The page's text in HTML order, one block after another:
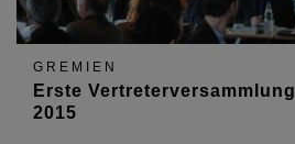
GREMIEN
Erste Vertreterversammlung
2015